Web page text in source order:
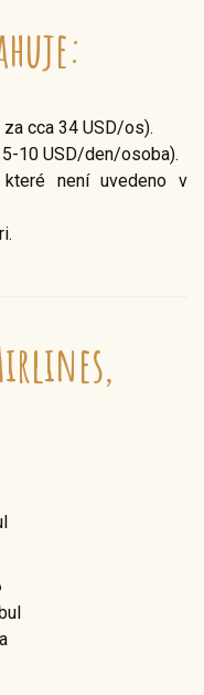
cca 34 USD/os).
10 USD/den/osoba).
které není uvedeno v